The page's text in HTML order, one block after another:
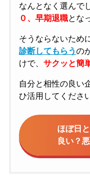
なんとなく選んで
０、早期退職とな
そうならないため
診断してもらうの
けで、 サクッと簡
自分と相性の良い
ひ活用してください
ほぼ日
良い？